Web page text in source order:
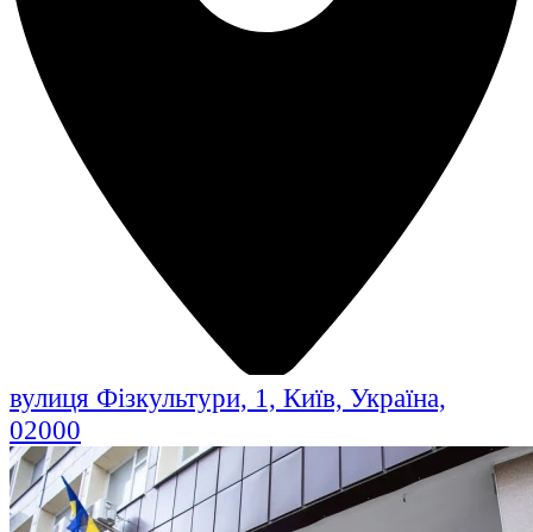
вулиця Фізкультури, 1, Київ, Україна,
02000